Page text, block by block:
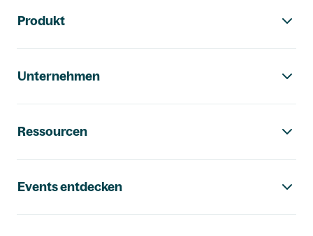
Produkt
Unternehmen
Ressourcen
Events entdecken